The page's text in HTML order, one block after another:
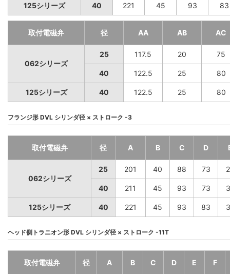
125シリーズ 40 221 45 93 83
取付電磁弁 径 AA AB AC
062シリーズ
25 117.5 20 75
40 122.5 25 80
125シリーズ 40 122.5 25 80
フランジ形 DVL シリンダ径 × ストローク -3
取付電磁弁 径 A B C D
062シリーズ
25 201 40 88 73
40 211 45 93 73
125シリーズ 40 221 45 93 83
ヘッド側トラニオン形 DVL シリンダ径 × ストローク -11T
取付電磁弁 径 A B C D E F